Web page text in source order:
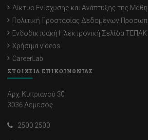
Δίκτυο Ενίσχυσης και Ανάπτυξης της
Πολιτική Προστασίας Δεδομένων
Ενδοδικτυακή Ηλεκτρονική Σελίδα ΤΕΠΑΚ
Χρήσιμα videos
CareerLab
ΣΤΟΙΧΕΙΑ ΕΠΙΚΟΙΝΩΝΙΑΣ
Αρχ. Κυπριανού 30
3036 Λεμεσός
2500 2500